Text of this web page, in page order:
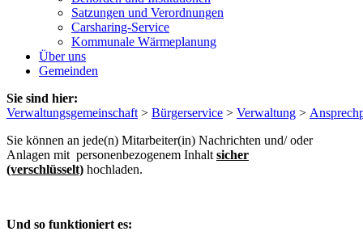
Satzungen und Verordnungen
Carsharing-Service
Kommunale Wärmeplanung
Über uns
Gemeinden
Sie sind hier:
Verwaltungsgemeinschaft > Bürgerservice > Verwaltung >
Sie können an jede(n) Mitarbeiter(in) Nachrichten und/ oder
Anlagen mit personenbezogenem Inhalt sicher
(verschlüsselt) hochladen.
Und so funktioniert es: